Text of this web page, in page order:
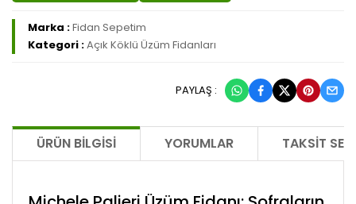
Marka :Fidan Sepetim
Kategori :Açık Köklü Üzüm Fidanları
PAYLAŞ :
ÜRÜN BILGISI YORUMLAR TAKSIT